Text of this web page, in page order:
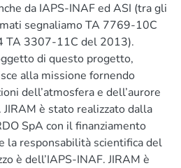
da IAPS-INAF ed ASI (tra gli
segnaliamo TA 7769-10C
TA 3307-11C del 2013).
di questo progetto,
alla missione fornendo
dell’atmosfera e dell’aurore
JIRAM è stato realizzato dalla
SpA con il finanziamento
la responsabilità scientifica del
è dell’IAPS-INAF. JIRAM è